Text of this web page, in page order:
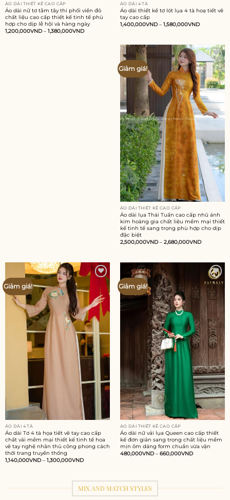
ÁO DÀI THIẾT KẾ CAO CẤP
Áo dài nữ tơ tằm tây thi phối viền đỏ
chất liệu cao cấp thiết kế tinh tế phù
hợp cho dịp lễ hội và hàng ngày
1,200,000VND– 1,380,000VND
ÁO DÀI 4 TÀ
Áo dài thiết kế tơ lót lụa 4 tà hoạ tiết vẽ
tay cao cấp
1,400,000VND– 1,580,000VND
Giảm giá!
Add to
wishlist
ÁO DÀI THIẾT KẾ CAO CẤP
Áo dài lụa Thái Tuấn cao cấp nhũ ánh
kim hoàng gia chất liệu mềm mại thiết
kế tinh tế sang trọng phù hợp cho dịp
đặc biệt
2,500,000VND– 2,680,000VND
Giảm giá!
wishlist
ÁO DÀI 4 TÀ
Áo dài Tơ 4 tà họa tiết vẽ tay cao cấp
chất vải mềm mại thiết kế tinh tế hoa
vẽ tay nghệ nhân thủ công phong cách
thời trang truyền thống
1,140,000VND– 1,300,000VND
Giảm giá!
Add to
wishlist
ÁO DÀI THIẾT KẾ CAO CẤP
Áo dài nữ vải lụa Queen cao cấp thiết
kế đơn giản sang trọng chất liệu mềm
mịn ôm dáng form chuẩn vừa vặn
480,000VND– 660,000VND
MIX AND MATCH STYLES